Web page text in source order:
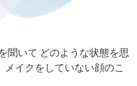
聞いて どのような状態を思
イクをしていない顔のこ